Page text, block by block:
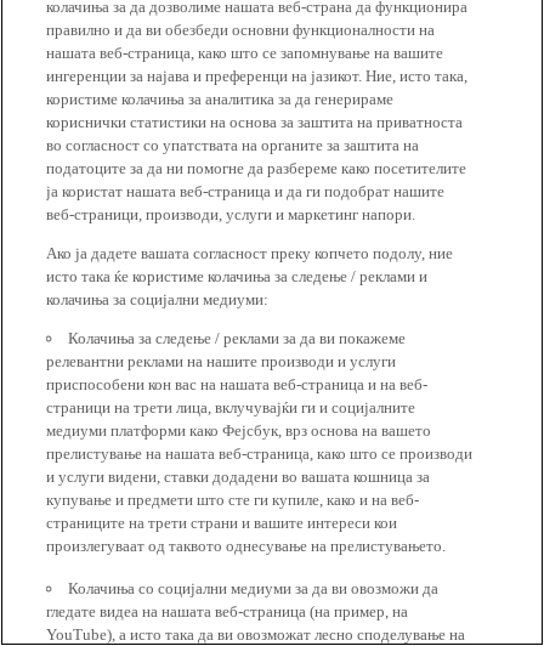
колачиња за да дозволиме нашата веб-страна да функционира
правилно и да ви обезбеди основни функционалности на
нашата веб-страница, како што се запомнување на вашите
ингеренции за најава и преференци на јазикот. Ние, исто така,
користиме колачиња за аналитика за да генерираме
кориснички статистики на основа за заштита на приватноста
во согласност со упатствата на органите за заштита на
податоците за да ни помогне да разбереме како посетителите
ја користат нашата веб-страница и да ги подобрат нашите
веб-страници, производи, услуги и маркетинг напори.
Ако ја дадете вашата согласност преку копчето подолу, ние
исто така ќе користиме колачиња за следење / реклами и
колачиња за социјални медиуми:
Колачиња за следење / реклами за да ви покажеме
релевантни реклами на нашите производи и услуги
приспособени кон вас на нашата веб-страница и на веб-
страници на трети лица, вклучувајќи ги и социјалните
медиуми платформи како Фејсбук, врз основа на вашето
прелистување на нашата веб-страница, како што се производи
и услуги видени, ставки додадени во вашата кошница за
купување и предмети што сте ги купиле, како и на веб-
страниците на трети страни и вашите интереси кои
произлегуваат од таквото однесување на прелистувањето.
Колачиња со социјални медиуми за да ви овозможи да
гледате видеа на нашата веб-страница (на пример, на
YouTube), а исто така да ви овозможат лесно споделување на